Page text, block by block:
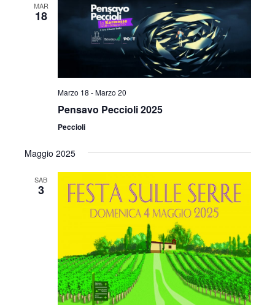
MAR
18
Marzo 18 -Marzo 20
Pensavo Peccioli 2025
Peccioli
Maggio 2025
SAB
3